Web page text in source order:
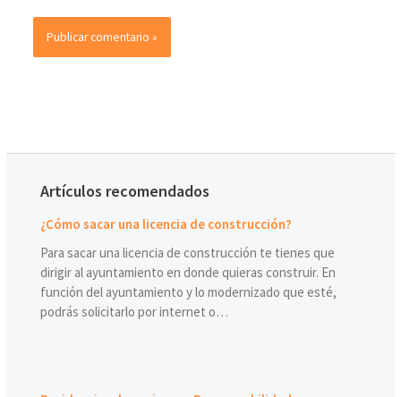
Artículos recomendados
¿Cómo sacar una licencia de construcción?
Para sacar una licencia de construcción te tienes que
dirigir al ayuntamiento en donde quieras construir. En
función del ayuntamiento y lo modernizado que esté,
podrás solicitarlo por internet o…